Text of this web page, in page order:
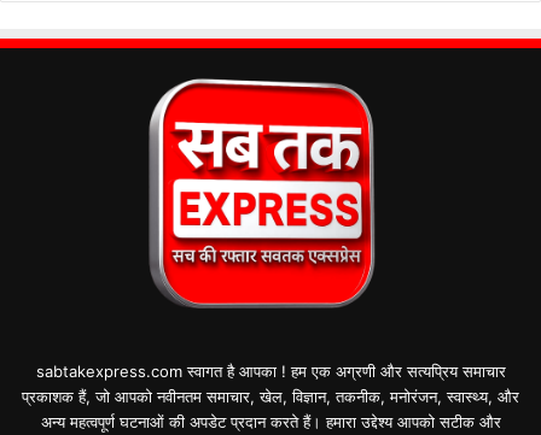
sabtakexpress.com स्वागत है आपका ! हम एक अग्रणी और सत्यप्रिय समाचार
प्रकाशक हैं, जो आपको नवीनतम समाचार, खेल, विज्ञान, तकनीक, मनोरंजन, स्वास्थ्य, और
अन्य महत्वपूर्ण घटनाओं की अपडेट प्रदान करते हैं। हमारा उद्देश्य आपको सटीक और